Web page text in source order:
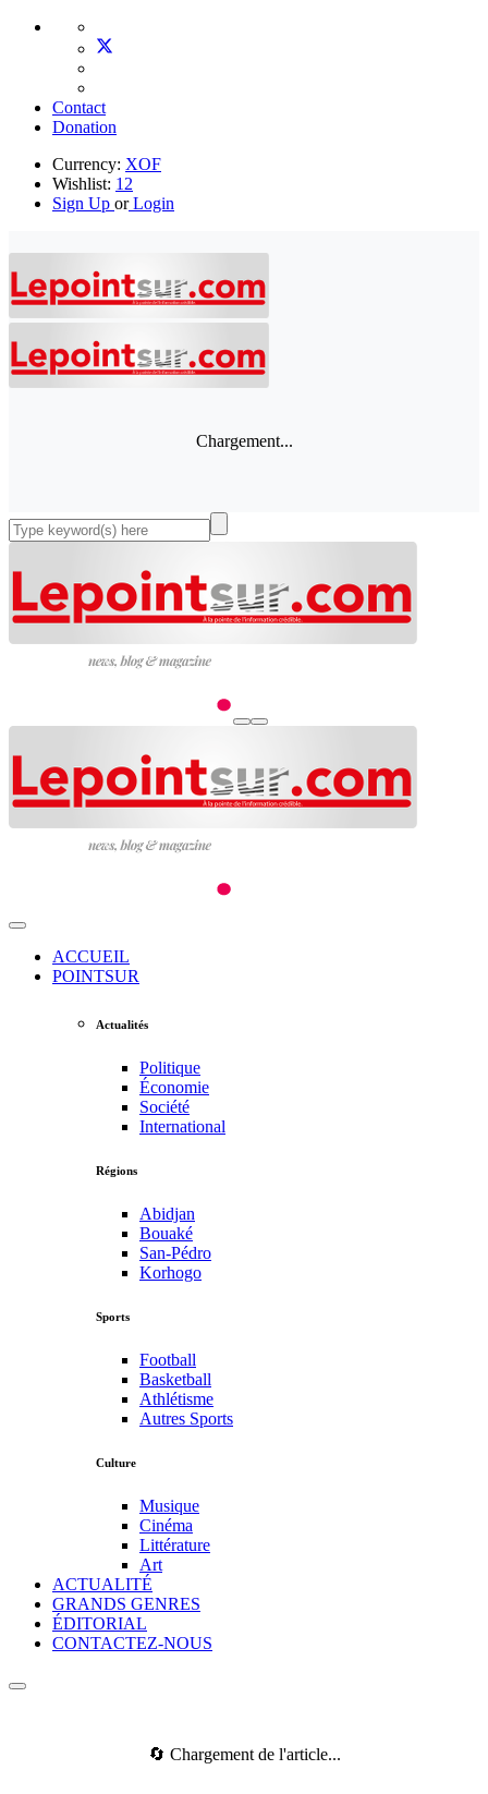
Contact
Donation
Currency: XOF
Wishlist: 12
Sign Up orLogin
Chargement...
ACCUEIL
POINTSUR
Actualités
Politique
Économie
Société
International
Régions
Abidjan
Bouaké
San-Pédro
Korhogo
Sports
Football
Basketball
Athlétisme
Autres Sports
Culture
Musique
Cinéma
Littérature
Art
ACTUALITÉ
GRANDS GENRES
ÉDITORIAL
CONTACTEZ-NOUS
🔄 Chargement de l'article...